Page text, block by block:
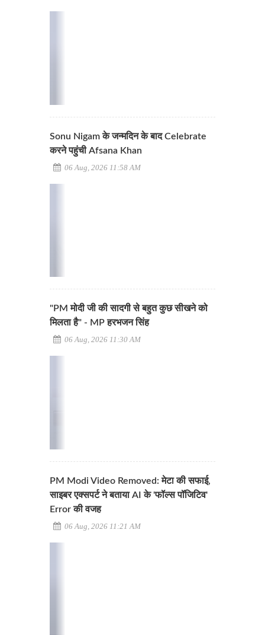
Sonu Nigam के जन्मदिन के बाद Celebrate
करने पहुंची Afsana Khan
06 Aug, 2026 11:58 AM
"PM मोदी जी की सादगी से बहुत कुछ सीखने को
मिलता है" - MP हरभजन सिंह
06 Aug, 2026 11:30 AM
PM Modi Video Removed: मेटा की सफाई,
साइबर एक्सपर्ट ने बताया AI के 'फॉल्स पॉजिटिव'
Error की वजह
06 Aug, 2026 11:21 AM